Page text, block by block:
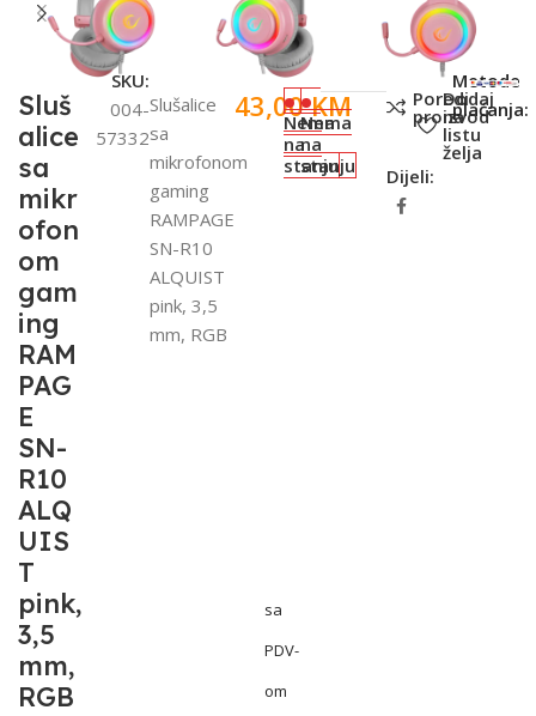
Sluš
alice
sa
mikr
ofon
om
gam
ing
RAM
PAG
E
SN-
R10
ALQ
UIS
T
pink,
3,5
mm,
RGB
SKU:
004-
57332
Slušalice
sa
mikrofonom
gaming
RAMPAGE
SN-R10
ALQUIST
pink, 3,5
mm, RGB
43,00KM
sa
PDV-
om
Nema
na
stanju
Nema
na
stanju
Poredi
proizvod
Dodaj
na
listu
želja
Dijeli:
Metode
plaćanja: